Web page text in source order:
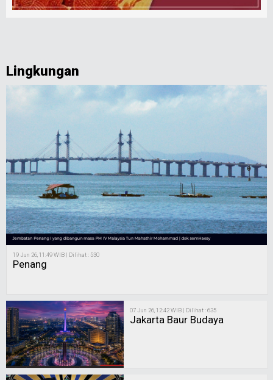
Lingkungan
19 Jun 26, 11:49 WIB | Dilihat : 530
Penang
07 Jun 26, 12:42 WIB | Dilihat : 635
Jakarta Baur Budaya